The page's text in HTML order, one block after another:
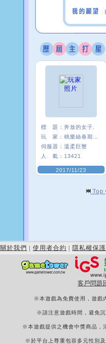
標 題： 奔放的女子.
玩 家：
伺服器： 溫柔巨蟹
人 氣： 13421
2017/11/23
Top
關於我們 | 使用者合約 | 隱私權保護
客戶問題
※本遊戲為免費使用，遊戲
※請注意遊戲時間，避免
※本遊戲提供之機會中獎商品，
※於平台上尊重包容多元性別